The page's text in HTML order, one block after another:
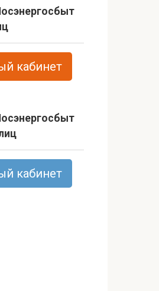
кабинет
кабинет